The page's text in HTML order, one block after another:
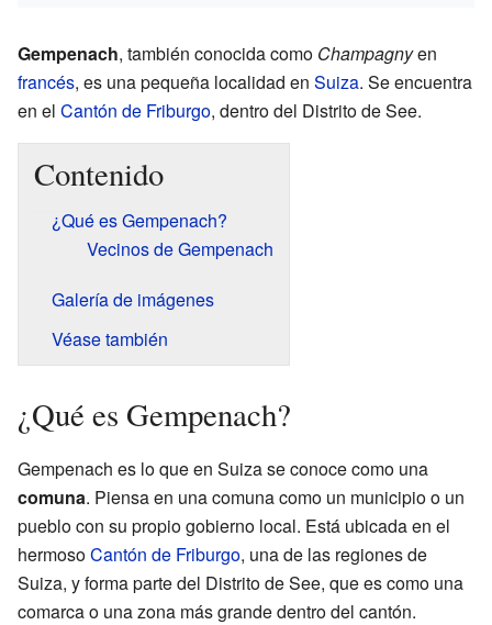
Gempenach, también conocida como Champagnyen
francés, es una pequeña localidad en Suiza. Se encuentra
en el Cantón de Friburgo, dentro del Distrito de See.
Contenido
¿Qué es Gempenach?
Vecinos de Gempenach
Galería de imágenes
Véase también
¿Qué es Gempenach?
Gempenach es lo que en Suiza se conoce como una
comuna. Piensa en una comuna como un municipio o un
pueblo con su propio gobierno local. Está ubicada en el
hermosoCantón de Friburgo, una de las regiones de
Suiza, y forma parte del Distrito de See, que es como una
comarca o una zona más grande dentro del cantón.